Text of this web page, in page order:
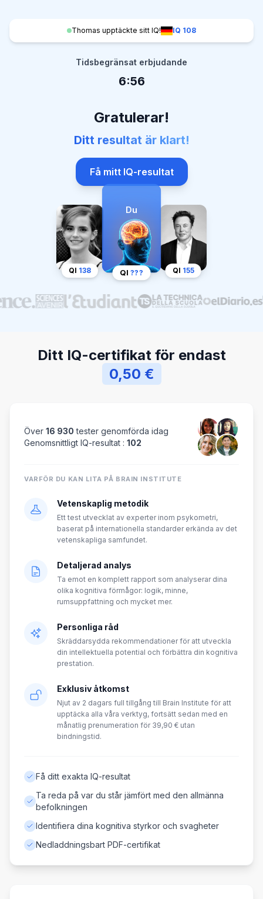
Thomas upptäckte sitt IQ! IQ 108
Tidsbegränsat erbjudande
6:55
QI 138
Du
QI ??? QI 155
Gratulerar!
Ditt resultat är klart!
Få mitt IQ-resultat
Ditt IQ-certifikat för endast
0,50 €
Över 16 930 tester genomförda idag
Genomsnittligt IQ-resultat : 102
VARFÖR DU KAN LITA PÅ BRAIN INSTITUTE
Vetenskaplig metodik
Ett test utvecklat av experter inom psykometri,
baserat på internationella standarder erkända av det
vetenskapliga samfundet.
Detaljerad analys
Ta emot en komplett rapport som analyserar dina
olika kognitiva förmågor: logik, minne,
rumsuppfattning och mycket mer.
Personliga råd
Skräddarsydda rekommendationer för att utveckla
din intellektuella potential och förbättra din kognitiva
prestation.
Exklusiv åtkomst
Njut av 2 dagars full tillgång till Brain Institute för att
upptäcka alla våra verktyg, fortsätt sedan med en
månatlig prenumeration för 39,90 € utan
bindningstid.
Få ditt exakta IQ-resultat
Ta reda på var du står jämfört med den allmänna
befolkningen
Identifiera dina kognitiva styrkor och svagheter
Nedladdningsbart PDF-certifikat